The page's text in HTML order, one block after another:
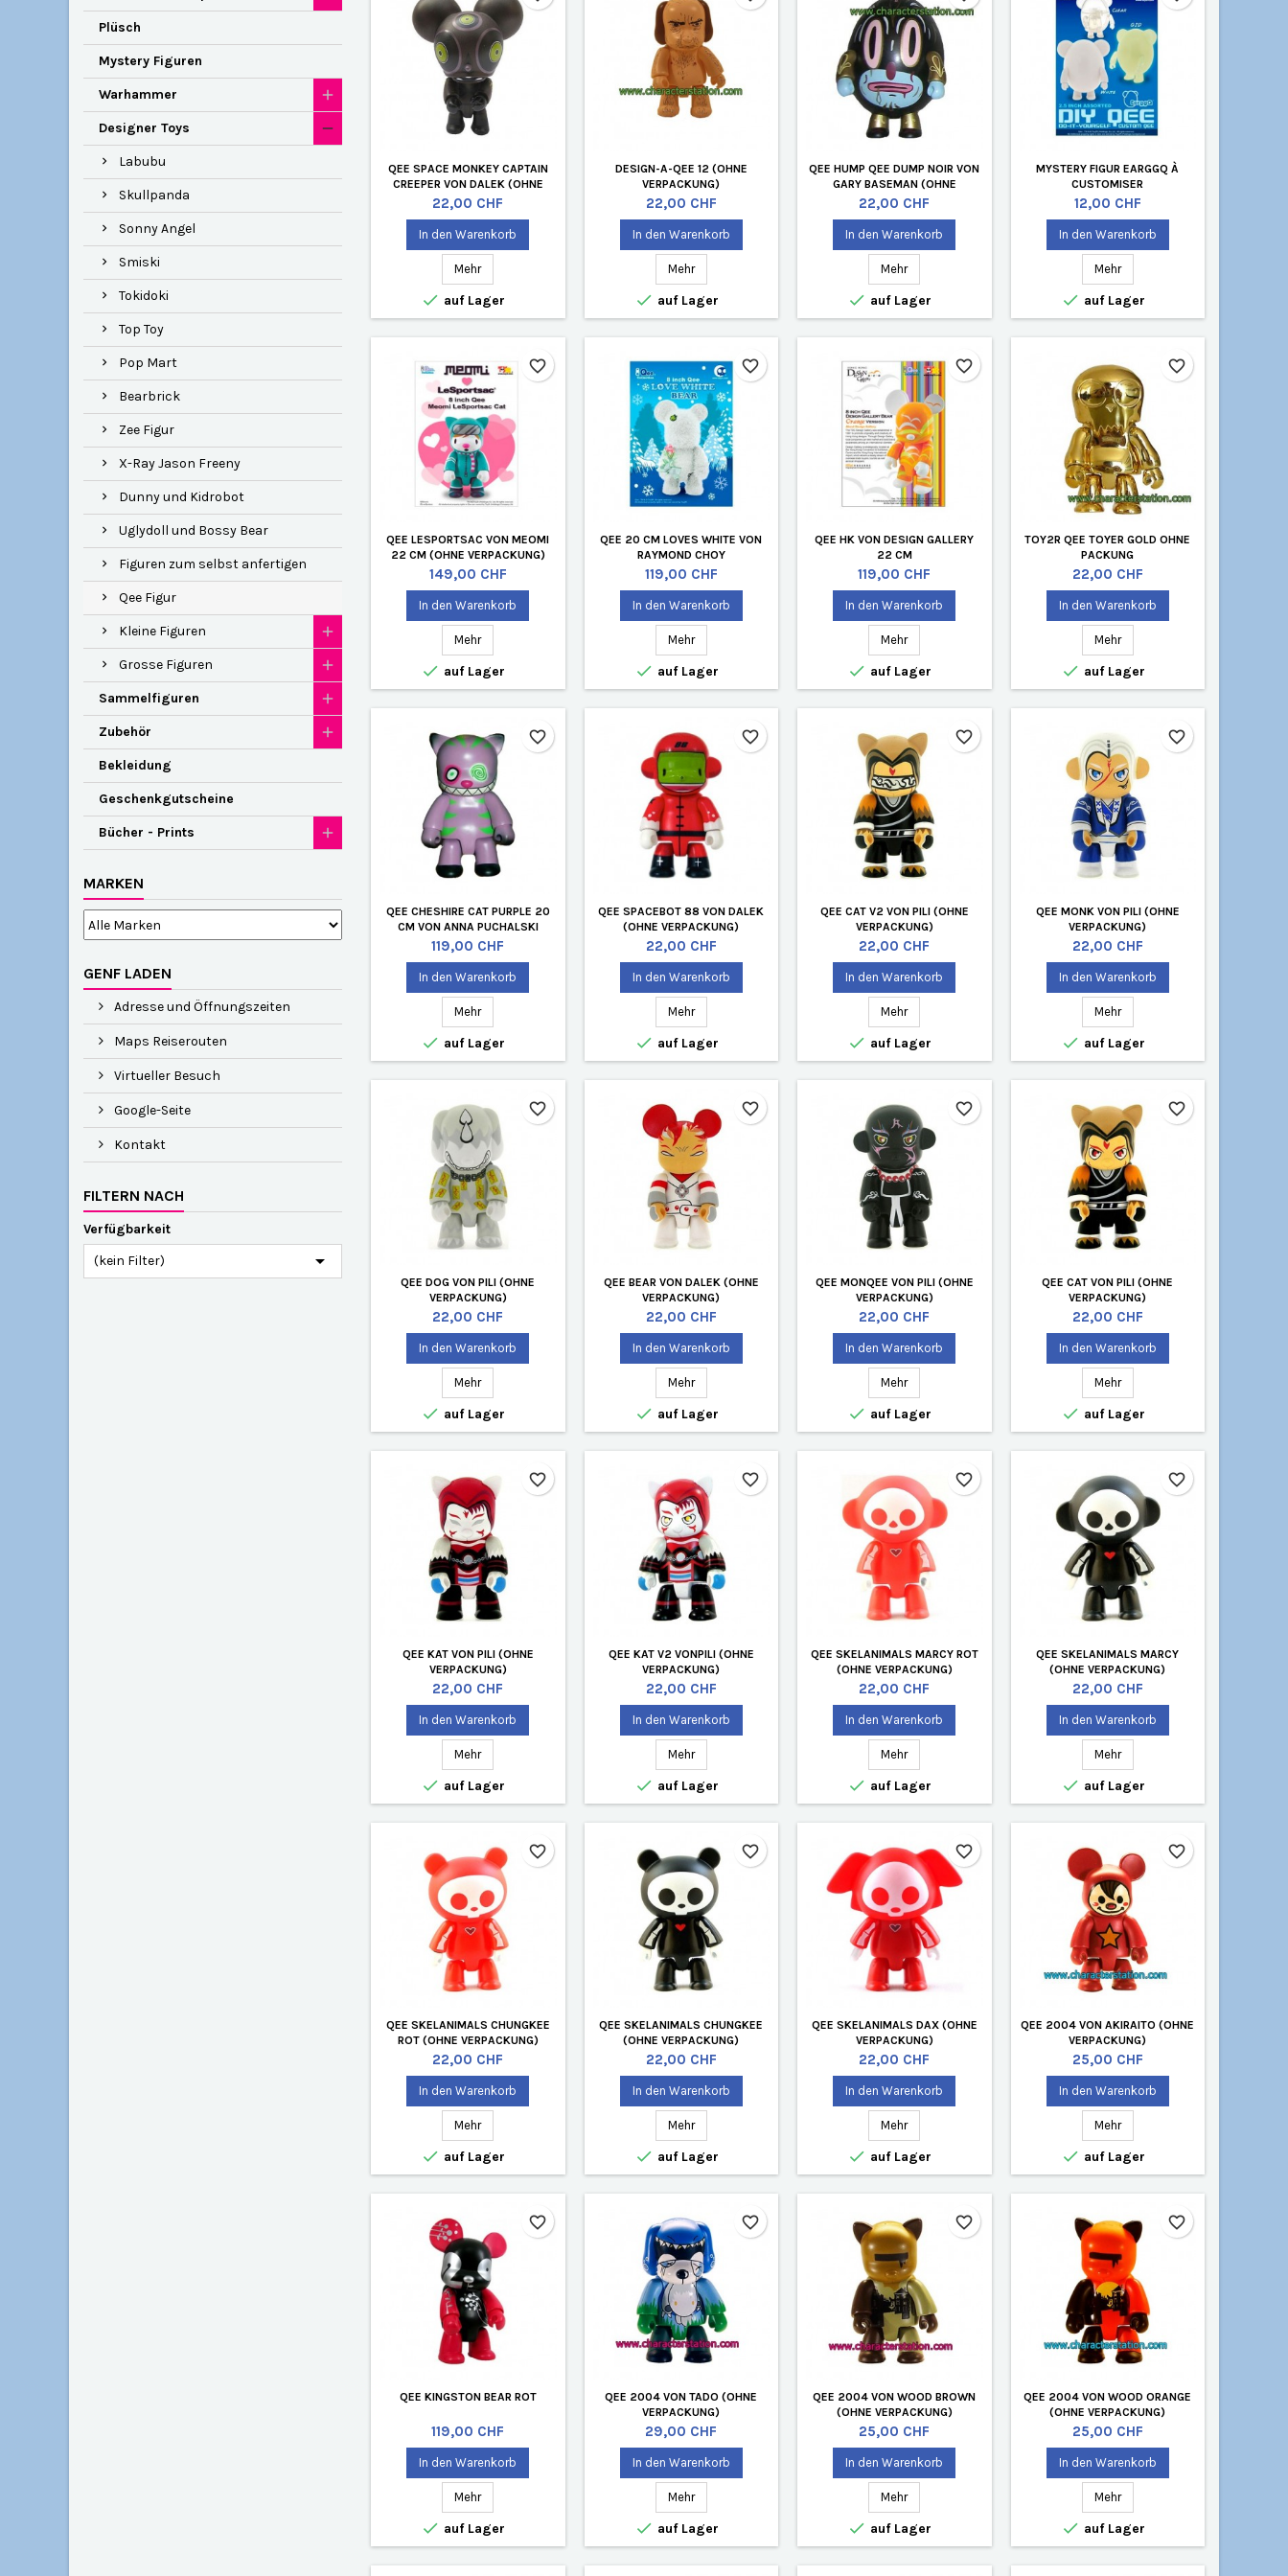
Plüsch
Mystery Figuren
Warhammer
Designer Toys
Labubu
Skullpanda
Sonny Angel
Smiski
Tokidoki
Top Toy
Pop Mart
Bearbrick
Zee Figur
X-Ray Jason Freeny
Dunny und Kidrobot
Uglydoll und Bossy Bear
Figuren zum selbst anfertigen
Qee Figur
Kleine Figuren
Grosse Figuren
Sammelfiguren
Zubehör
Bekleidung
Geschenkgutscheine
Bücher - Prints
MARKEN
GENF LADEN
Adresse und Öffnungszeiten
Maps Reiserouten
Virtueller Besuch
Google-Seite
Kontakt
FILTERN NACH
Verfügbarkeit
(kein Filter)

QEE SPACE MONKEY CAPTAIN
CREEPER VON DALEK (OHNE
VERPACKUNG)
Preis
22,00 CHF
In den Warenkorb
Mehr
 auf Lager
DESIGN-A-QEE 12 (OHNE
VERPACKUNG)
Preis
22,00 CHF
In den Warenkorb
Mehr
 auf Lager
QEE HUMP QEE DUMP NOIR VON
GARY BASEMAN (OHNE
VERPACKUNG)
Preis
22,00 CHF
In den Warenkorb
Mehr
 auf Lager
MYSTERY FIGUR EARGGQ À
CUSTOMISER
Preis
12,00 CHF
In den Warenkorb
Mehr
 auf Lager
QEE LESPORTSAC VON MEOMI
22 CM (OHNE VERPACKUNG)
Preis
149,00 CHF
In den Warenkorb
Mehr
 auf Lager
favorite_border
QEE 20 CM LOVES WHITE VON
RAYMOND CHOY
Preis
119,00 CHF
In den Warenkorb
Mehr
 auf Lager
favorite_border
QEE HK VON DESIGN GALLERY
22 CM
Preis
119,00 CHF
In den Warenkorb
Mehr
 auf Lager
favorite_border
TOY2R QEE TOYER GOLD OHNE
PACKUNG
Preis
22,00 CHF
In den Warenkorb
Mehr
 auf Lager
favorite_border
QEE CHESHIRE CAT PURPLE 20
CM VON ANNA PUCHALSKI
Preis
119,00 CHF
In den Warenkorb
Mehr
 auf Lager
favorite_border
QEE SPACEBOT 88 VON DALEK
(OHNE VERPACKUNG)
Preis
22,00 CHF
In den Warenkorb
Mehr
 auf Lager
favorite_border
QEE CAT V2 VON PILI (OHNE
VERPACKUNG)
Preis
22,00 CHF
In den Warenkorb
Mehr
 auf Lager
favorite_border
QEE MONK VON PILI (OHNE
VERPACKUNG)
Preis
22,00 CHF
In den Warenkorb
Mehr
 auf Lager
favorite_border
QEE DOG VON PILI (OHNE
VERPACKUNG)
Preis
22,00 CHF
In den Warenkorb
Mehr
 auf Lager
favorite_border
QEE BEAR VON DALEK (OHNE
VERPACKUNG)
Preis
22,00 CHF
In den Warenkorb
Mehr
 auf Lager
favorite_border
QEE MONQEE VON PILI (OHNE
VERPACKUNG)
Preis
22,00 CHF
In den Warenkorb
Mehr
 auf Lager
favorite_border
QEE CAT VON PILI (OHNE
VERPACKUNG)
Preis
22,00 CHF
In den Warenkorb
Mehr
 auf Lager
favorite_border
QEE KAT VON PILI (OHNE
VERPACKUNG)
Preis
22,00 CHF
In den Warenkorb
Mehr
 auf Lager
favorite_border
QEE KAT V2 VONPILI (OHNE
VERPACKUNG)
Preis
22,00 CHF
In den Warenkorb
Mehr
 auf Lager
favorite_border
QEE SKELANIMALS MARCY ROT
(OHNE VERPACKUNG)
Preis
22,00 CHF
In den Warenkorb
Mehr
 auf Lager
favorite_border
QEE SKELANIMALS MARCY
(OHNE VERPACKUNG)
Preis
22,00 CHF
In den Warenkorb
Mehr
 auf Lager
favorite_border
QEE SKELANIMALS CHUNGKEE
ROT (OHNE VERPACKUNG)
Preis
22,00 CHF
In den Warenkorb
Mehr
 auf Lager
favorite_border
QEE SKELANIMALS CHUNGKEE
(OHNE VERPACKUNG)
Preis
22,00 CHF
In den Warenkorb
Mehr
 auf Lager
favorite_border
QEE SKELANIMALS DAX (OHNE
VERPACKUNG)
Preis
22,00 CHF
In den Warenkorb
Mehr
 auf Lager
favorite_border
QEE 2004 VON AKIRAITO (OHNE
VERPACKUNG)
Preis
25,00 CHF
In den Warenkorb
Mehr
 auf Lager
favorite_border
QEE KINGSTON BEAR ROT
Preis
119,00 CHF
In den Warenkorb
Mehr
 auf Lager
favorite_border
QEE 2004 VON TADO (OHNE
VERPACKUNG)
Preis
29,00 CHF
In den Warenkorb
Mehr
 auf Lager
favorite_border
QEE 2004 VON WOOD BROWN
(OHNE VERPACKUNG)
Preis
25,00 CHF
In den Warenkorb
Mehr
 auf Lager
favorite_border
QEE 2004 VON WOOD ORANGE
(OHNE VERPACKUNG)
Preis
25,00 CHF
In den Warenkorb
Mehr
 auf Lager
favorite_border